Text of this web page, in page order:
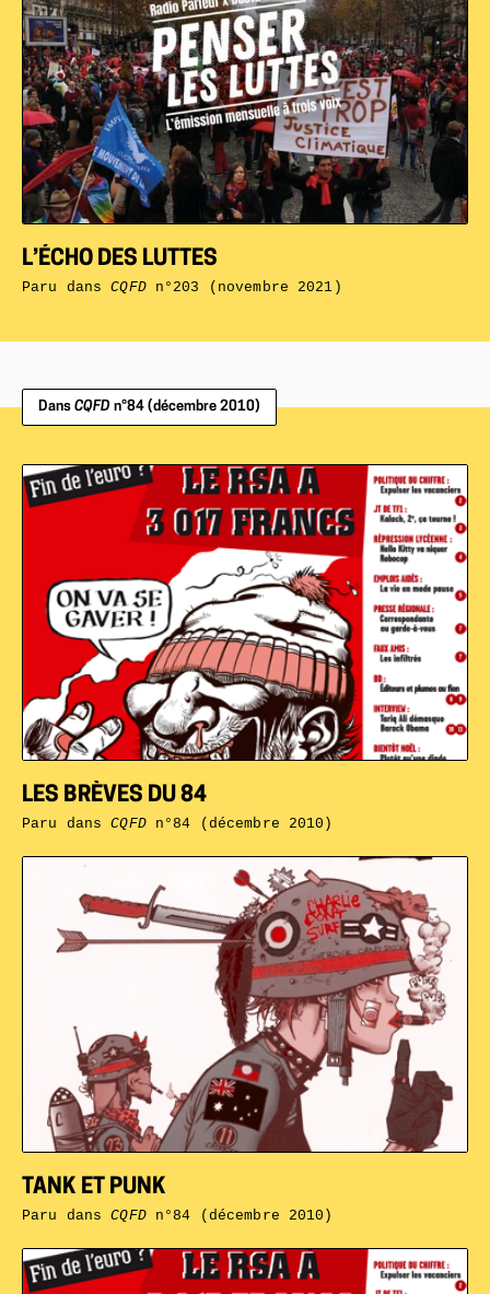
L’ÉCHO DES LUTTES
Paru dansCQFDn°203 (novembre 2021)
Dans CQFD n°84 (décembre 2010)
TANK ET PUNK
Paru dansCQFDn°84 (décembre 2010)
LES BRÈVES DU 84
Paru dansCQFDn°84 (décembre 2010)